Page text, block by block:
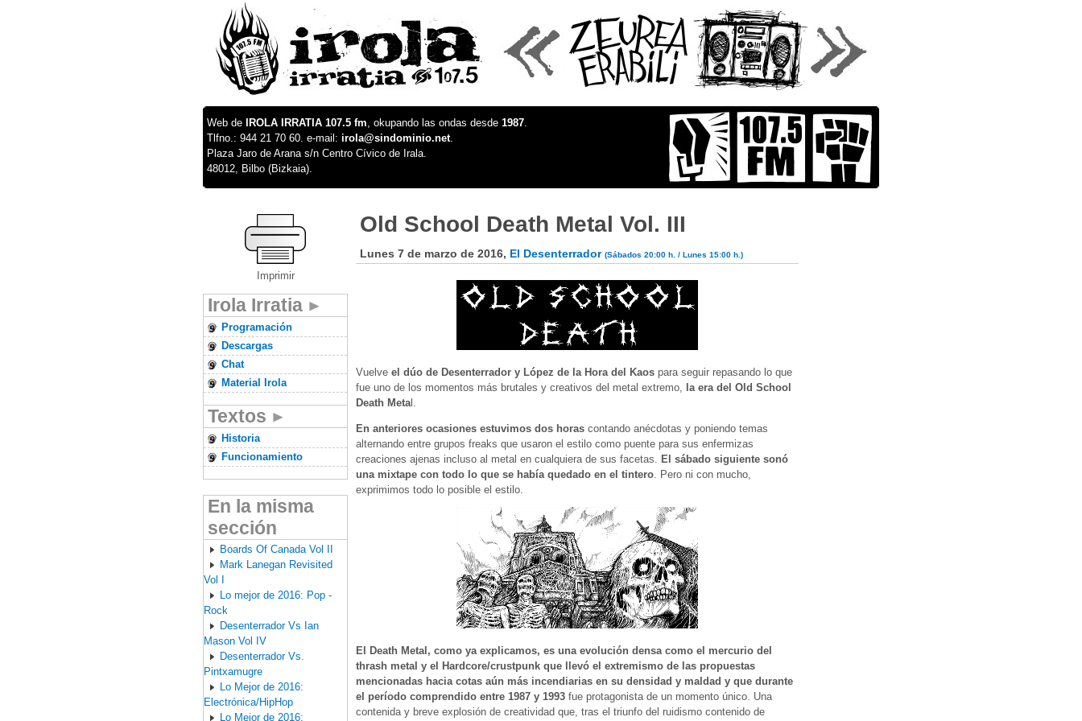
Web de IROLA IRRATIA 107.5 fm, okupando las ondas desde 1987.
Tlfno.: 944 21 70 60. e-mail: irola@sindominio.net.
Plaza Jaro de Arana s/n Centro Cívico de Irala.
48012, Bilbo (Bizkaia).
Imprimir
Irola Irratia
Programación
Descargas
Chat
Material Irola
Textos
Historia
Funcionamiento
En la misma
sección
Boards Of Canada Vol II
Mark Lanegan Revisited
Vol I
Lo mejor de 2016: Pop -
Rock
Desenterrador Vs Ian
Mason Vol IV
Desenterrador Vs.
Pintxamugre
Lo Mejor de 2016:
Electrónica/HipHop
Lo Mejor de 2016:
Old School Death Metal Vol. III
Lunes 7 de marzo de 2016, El Desenterrador (Sábados 20:00 h. / Lunes 15:00 h.)
Vuelve el dúo de Desenterrador y López de la Hora del Kaos para seguir repasando lo que
fue uno de los momentos más brutales y creativos del metal extremo,
la era del Old School
Death Meta
En anteriores ocasiones estuvimos dos horas contando anécdotas y poniendo temas
alternando entre grupos freaks que usaron el estilo como puente para sus enfermizas
creaciones ajenas incluso al metal en cualquiera de sus facetas. El sábado siguiente sonó
una mixtape con todo lo que se había quedado en el tintero . Pero ni con mucho,
exprimimos todo lo posible el estilo.
El Death Metal, como ya explicamos, es una evolución densa como el mercurio del
thrash metal y el Hardcore/crustpunk que llevó el extremismo de las propuestas
mencionadas hacia cotas aún más incendiarias en su densidad y maldad y que durante
el período comprendido entre 1987 y 1993 fue protagonista de un momento único. Una
contenida y breve explosión de creatividad que, tras el triunfo del ruidismo contenido de